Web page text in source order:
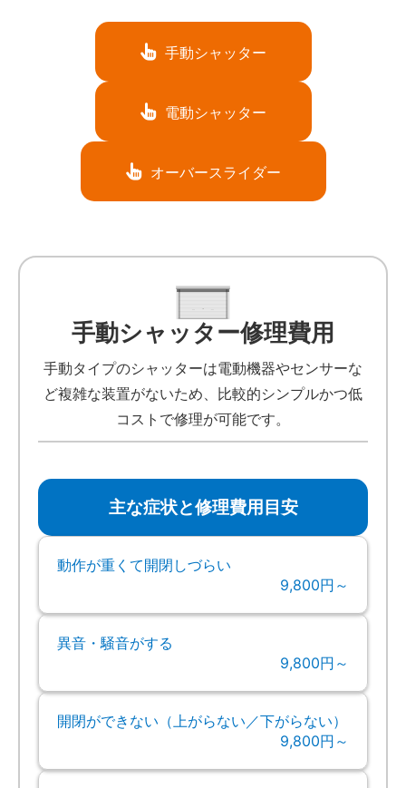
手動シャッター
電動シャッター
オーバースライダー
手動シャッター修理費用
手動タイプのシャッターは電動機器やセンサーな
ど複雑な装置がないため、比較的シンプルかつ低
コストで修理が可能です。
主な症状と修理費用目安
動作が重くて開閉しづらい
9,800円～
異音・騒音がする
9,800円～
開閉ができない（上がらない／下がらない）
9,800円～